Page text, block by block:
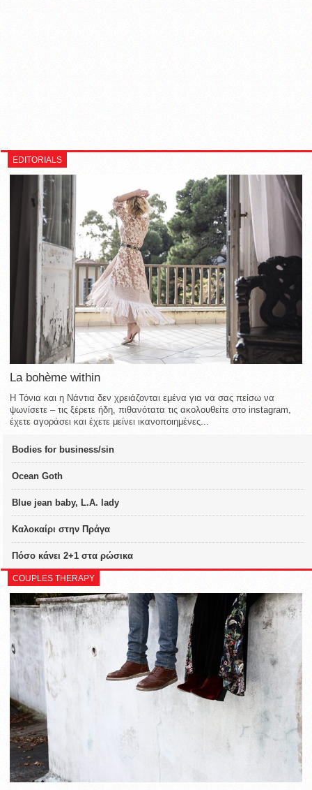
EDITORIALS
La bohème within
Η Τόνια και η Νάντια δεν χρειάζονται εμένα για να σας πείσω να
ψωνίσετε – τις ξέρετε ήδη, πιθανότατα τις ακολουθείτε στο instagram,
έχετε αγοράσει και έχετε μείνει ικανοποιημένες...
Bodies for business/sin
Ocean Goth
Blue jean baby, L.A. lady
Καλοκαίρι στην Πράγα
Πόσο κάνει 2+1 στα ρώσικα
COUPLES THERAPY